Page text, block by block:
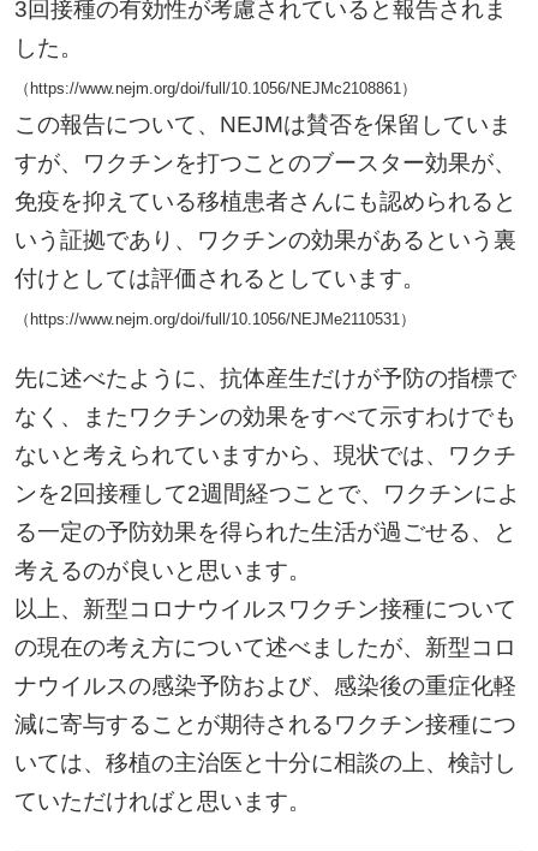
3回接種の有効性が考慮されていると報告されま
した。
（https://www.nejm.org/doi/full/10.1056/NEJMc2108861）
この報告について、NEJMは賛否を保留していま
すが、ワクチンを打つことのブースター効果が、
免疫を抑えている移植患者さんにも認められると
いう証拠であり、ワクチンの効果があるという裏
付けとしては評価されるとしています。
（https://www.nejm.org/doi/full/10.1056/NEJMe2110531）
先に述べたように、抗体産生だけが予防の指標で
なく、またワクチンの効果をすべて示すわけでも
ないと考えられていますから、現状では、ワクチ
ンを2回接種して2週間経つことで、ワクチンによ
る一定の予防効果を得られた生活が過ごせる、と
考えるのが良いと思います。
以上、新型コロナウイルスワクチン接種について
の現在の考え方について述べましたが、新型コロ
ナウイルスの感染予防および、感染後の重症化軽
減に寄与することが期待されるワクチン接種につ
いては、移植の主治医と十分に相談の上、検討し
ていただければと思います。